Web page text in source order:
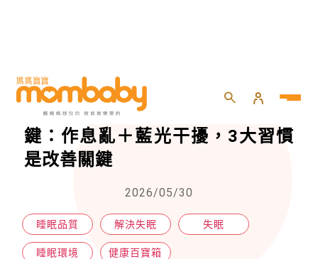
HOME 親子 健康百寶箱
睡不好不是小事！醫解析失眠關
鍵：作息亂＋藍光干擾，3大習慣
是改善關鍵
2026/05/30
睡眠品質 解決失眠 失眠
睡眠環境 健康百寶箱